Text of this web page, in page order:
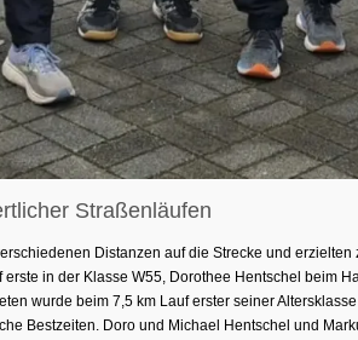
Straßenläufen
Distanzen auf die Strecke und
erste in der Klasse W55, Dorothee Hentschel beim
wurde beim 7,5 km Lauf erster seiner
Bestzeiten. Doro und Michael Hentschel und